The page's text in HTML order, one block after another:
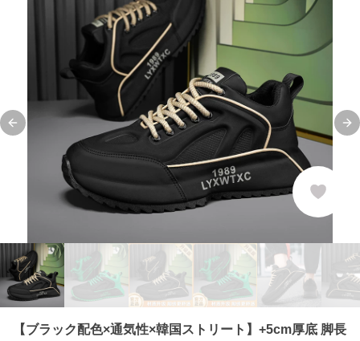
Previous slide
【ブラック配色×通気性×韓国ストリート】+5cm厚底 脚長